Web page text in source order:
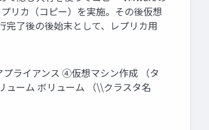
リカ（コピー）を実施。その後仮想
完了後の後始末として、レプリカ用
ライアンス ④仮想マシン作成 （タ
ューム ボリューム （\\クラスタ名